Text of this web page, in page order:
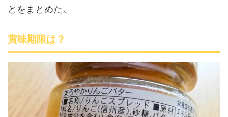
とをまとめた。
賞味期限は？